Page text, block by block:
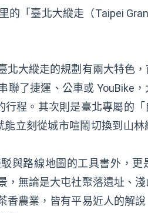
的「臺北大縱走（Taipei
北大縱走的規劃有兩大特色
聯了捷運、公車或 YouBike
程。其次則是臺北專屬的
立刻從城市喧鬧切換到山
與路線地圖的工具書外，
，無論是大屯社聚落遺址、
香農業，皆有平易近人的解